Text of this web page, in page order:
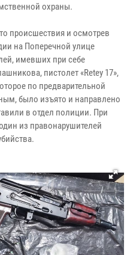
охраны.
происшествия и осмотрев
на Поперечной улице
имевших при себе
пистолет «Retey 17»,
по предварительной
было изъято и направлено
в отдел полиции. При
из правонарушителей